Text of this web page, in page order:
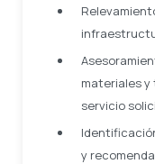
materiales y
servicio
y